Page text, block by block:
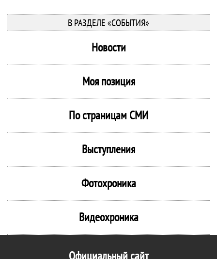
В РАЗДЕЛЕ «СОБЫТИЯ»
Новости
Моя позиция
По страницам СМИ
Выступления
Фотохроника
Видеохроника
Официальный сайт